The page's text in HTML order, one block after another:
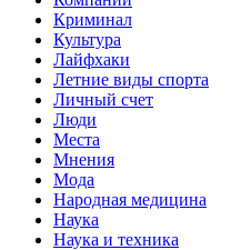
Криминал
Культура
Лайфхаки
Летние виды спорта
Личный счет
Люди
Места
Мнения
Мода
Народная медицина
Наука
Наука и техника